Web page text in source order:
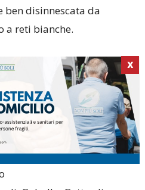
ben disinnescata da
a reti bianche.
Barone, Testa M., Nasali,
Asero, Gningue,
Peri, D’Angelo, Olaya
Spena, Colonbo.
X